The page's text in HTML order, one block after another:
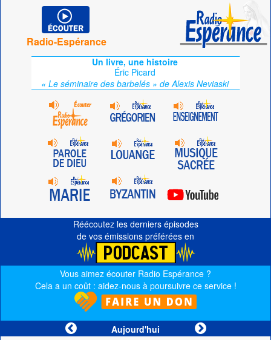
Radio-Espérance
Un livre, une histoire
Éric Picard
« Le séminaire des barbelés » de Alexis Neviaski
Réécoutez les derniers épisodes
de vos émissions préférées en
Vous aimez écouter Radio Espérance ?
Cela a un coût : aidez-nous à poursuivre ce service !
Aujourd'hui